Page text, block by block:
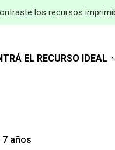
los recursos
EL RECURSO IDEAL
7 años